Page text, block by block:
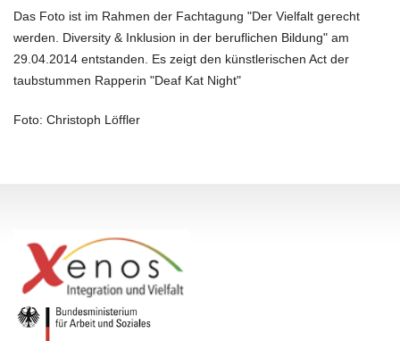
Das Foto ist im Rahmen der Fachtagung "Der Vielfalt gerecht
werden. Diversity & Inklusion in der beruflichen Bildung" am
29.04.2014 entstanden. Es zeigt den künstlerischen Act der
taubstummen Rapperin "Deaf Kat Night"
Foto: Christoph Löffler